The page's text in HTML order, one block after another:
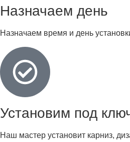
Назначаем день
Назначаем время и день
Установим под
Наш мастер установит карниз,